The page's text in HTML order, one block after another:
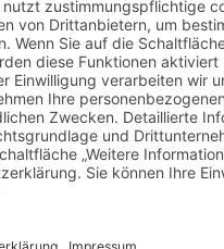
zur Ernte: So legst du
Erfolg im Homegrow
Wassernutzung im
wirklich
ohne Fallstricke: So
und Ihre Rechte im